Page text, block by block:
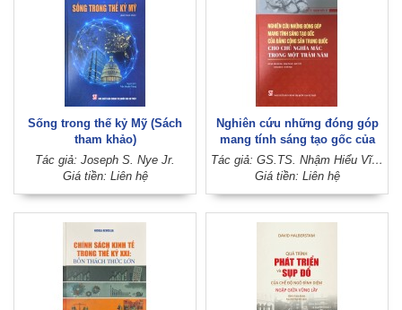
Sống trong thế kỷ Mỹ (Sách
tham khảo)
Tác giả: Joseph S. Nye Jr.
Giá tiền: Liên hệ
Nghiên cứu những đóng góp
mang tính sáng tạo gốc của
Đảng Cộng sản Trung Quốc
cho chủ nghĩa Mác trong một
Tác giả: GS.TS. Nhậm Hiểu Vĩ; Dịch giả: Diêm Kiệt Hoa, Vương Thục Hội, Quốc Tri Phi, Trương Mậu Du, Âu Việt Hưng
Giá tiền: Liên hệ